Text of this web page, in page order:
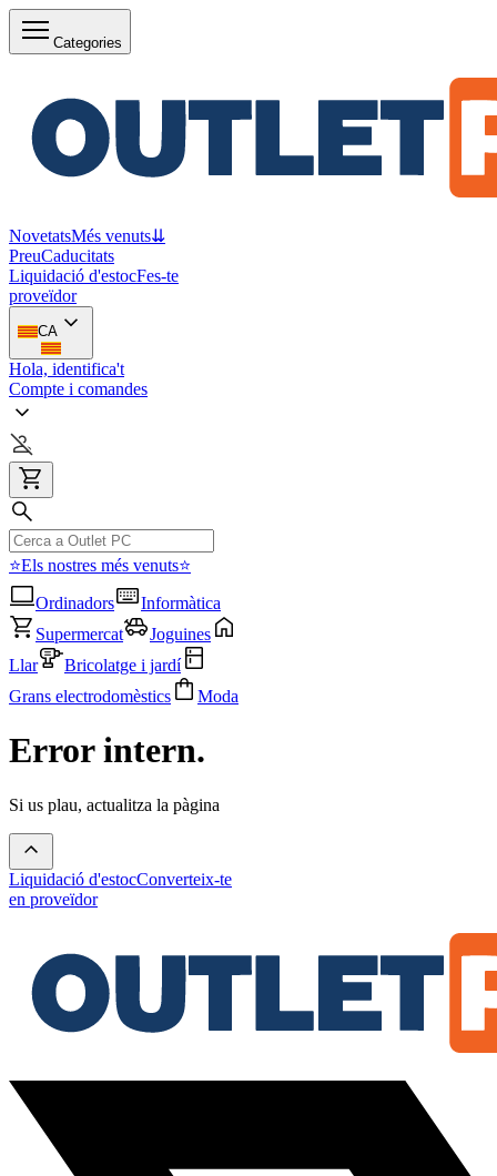
Categories
NovetatsMés venuts⇊
PreuCaducitats
Liquidació d'estocFes-te
proveïdor
CA
Hola, identifica't
Compte i comandes
⭐Els nostres més venuts⭐
Ordinadors
Informàtica
Supermercat
Joguines
Llar
Bricolatge i jardí
Grans electrodomèstics
Moda
Error intern.
Si us plau, actualitza la pàgina
Liquidació d'estocConverteix-te
en proveïdor